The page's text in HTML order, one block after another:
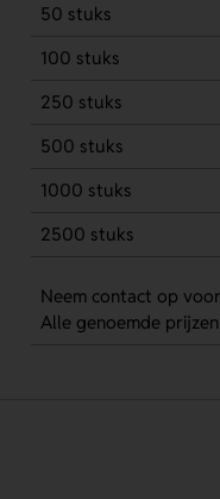
50 stuks
100 stuks
250 stuks
500 stuks
1000 stuks
2500 stuks
Neem contact op
Alle genoemde